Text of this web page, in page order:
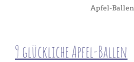
Apfel-Ballen
9 glückliche Apfel-Ballen